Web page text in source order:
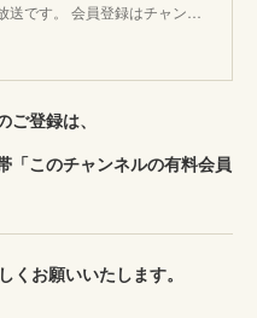
送です。 会員登録はチャン…
登録は、
「このチャンネルの有料会員
くお願いいたします。